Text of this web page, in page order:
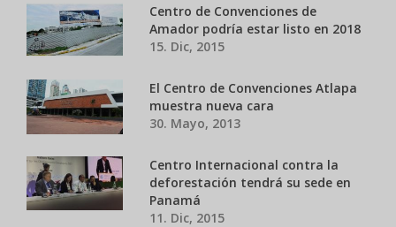
Centro de Convenciones de
Amador podría estar listo en 2018
15. Dic, 2015
El Centro de Convenciones Atlapa
muestra nueva cara
30. Mayo, 2013
Centro Internacional contra la
deforestación tendrá su sede en
Panamá
11. Dic, 2015